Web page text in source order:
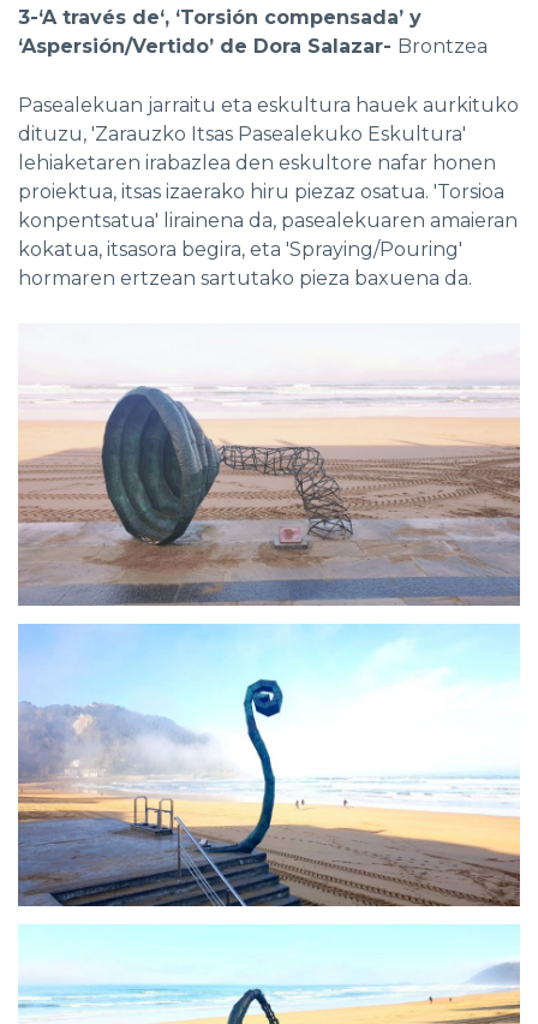
3-‘A través de‘, ‘Torsión compensada’ y
‘Aspersión/Vertido’ de Dora Salazar- Brontzea
Pasealekuan jarraitu eta eskultura hauek aurkituko
dituzu, 'Zarauzko Itsas Pasealekuko Eskultura'
lehiaketaren irabazlea den eskultore nafar honen
proiektua, itsas izaerako hiru piezaz osatua. 'Torsioa
konpentsatua' lirainena da, pasealekuaren amaieran
kokatua, itsasora begira, eta 'Spraying/Pouring'
hormaren ertzean sartutako pieza baxuena da.